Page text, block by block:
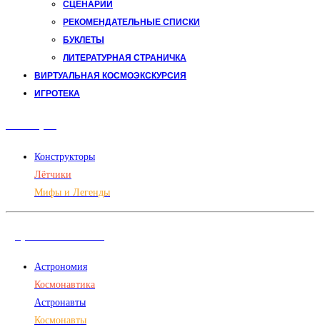
СЦЕНАРИИ
РЕКОМЕНДАТЕЛЬНЫЕ СПИСКИ
БУКЛЕТЫ
ЛИТЕРАТУРНАЯ СТРАНИЧКА
ВИРТУАЛЬНАЯ КОСМОЭКСКУРСИЯ
ИГРОТЕКА
Конструкторы
Лётчики
Мифы и Легенды
Астрономия
Космонавтика
Астронавты
Космонавты